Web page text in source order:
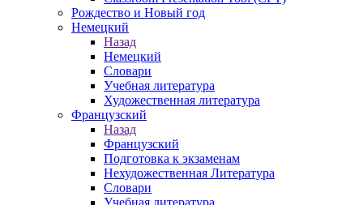
Рождество и Новый год
Немецкий
Назад
Немецкий
Словари
Учебная литература
Художественная литература
Французский
Назад
Французский
Подготовка к экзаменам
Нехудожественная Литература
Словари
Учебная литература